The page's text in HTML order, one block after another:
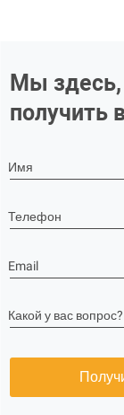
Мы
получить
Имя
Телефон
Email
Какой у вас вопрос?